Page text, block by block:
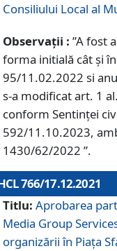
Consiliului Local al
Observații : ”A fost
forma initială cât și
95/11.02.2022 si
s-a modificat art. 1
conform Sentinței
592/11.10.2023,
1430/62/2022 ”.
766/17.12.2021
Titlu: Aprobarea
Media Group
organizării în Piața